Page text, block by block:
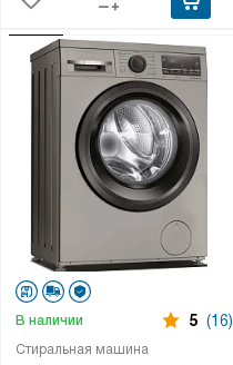
Стиральная машина
В наличии 5 (16)